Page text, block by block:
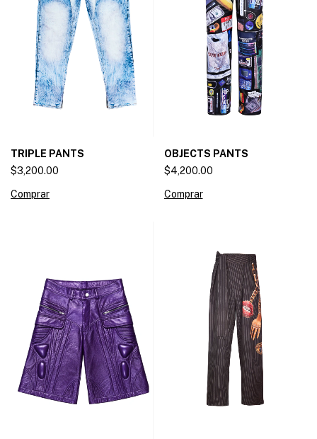
TRIPLE PANTS
$3,200.00
Comprar
OBJECTS PANTS
$4,200.00
Comprar